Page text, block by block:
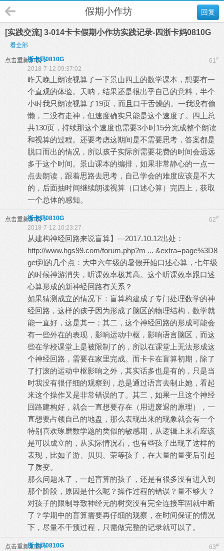
回复
假期小作坊
[实践交流] 3-014卡卡假期小作坊实践记录-四浙卡妈0810G
看全部
点击重新加载 61#
浙卡妈0810G
2018-7-12 09:37:02
昨天晚上朗读视算了一下景山四上的数学课本，想要有一
个直观的体验。天呐，结果还是很出乎自己的意料，半个
小时我只朗读视算了19页，而且口干舌燥的。一我没有偷
懒，二没有走神，但速度确实只能是这个速度了。四上总
共130页，持续那这个速度也需要3小时15分完成整个朗读
和视算的过程。还要考虑这期间是不需要思考，答案都是
脱口而出的情况，所以孩子实际所需要花费的时间会远远
多于这个时间。景山课本的编排，如果非常静心的一点一
点去朗读，跟着思路去思考，自己学会的难度应该是不大
的，后面抽时间继续朗读视算（口述心算）完四上，获取
一个总体的感知。
点击重新加载 62#
浙卡妈0810G
2018-7-12 10:23:27
从建构神经回路来说盲算】---2017.10.12出处：
http://www.hgs99.com/forum.php?m ... &extra=page%3D8
get到的几个点：大申六年级的暑假开始口述心算，七年级
的时候神游消失，听课效率极其高。这个听课效率跟口述
心算形成的新神经回路有关系？
如果猜测成立的情况下：盲算构建成了专门处理数学的神
经回路，这样的孩子因为形成了脑区的物理结构，数学就
能一直好，这是其一；其二，这个神经回路的形成可能会
有一些外在的表现，影响运动中枢，影响语言脑区，而这
些在学校课堂上是被限制了的，所以在课堂上无法形成这
个神经回路，需要在家里完成。而卡卡在盲算初期，除了
了打滚的运动中枢影响之外，其实话多也是有的，只是当
时我没有很仔细的观察到，总是通过语言去制止她，看起
来这个操作又是非常错误的了。其三，如果一旦这个神经
回路建构好，就会一直想要存在（用进废退的原理），一
直想要占领自己的地盘，那么表现出来的现象就会有一个
特别喜欢琢磨数学题的类似的敏感期，从逻辑上来看应该
是可以成立的，从实际情况看，也有些孩子出现了这样的
表现，比如子游、贝贝、荣等孩子，在大量的量变后引起
了质变。
那么问题来了，一起盲算的孩子，还是有很多没有进入到
那个阶段，原因是什么呢？操作过程的错误？量不够大？
对孩子的限制导致神经元的树突没有完全连接牢固就中断
了？学期中的盲算需要再仔细的观察，在时间保证的情况
下，尽量不干预过程，只需做完整的记录就可以了。
点击重新加载 63#
浙卡妈0810G